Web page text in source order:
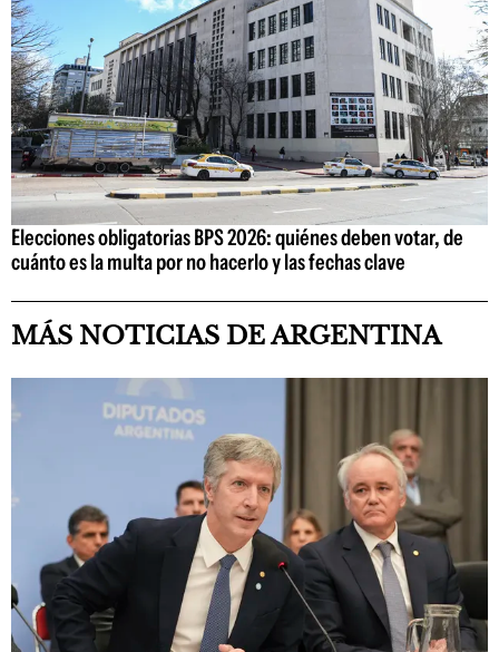
Elecciones obligatorias BPS 2026: quiénes deben votar, de
cuánto es la multa por no hacerlo y las fechas clave
MÁS NOTICIAS DE ARGENTINA